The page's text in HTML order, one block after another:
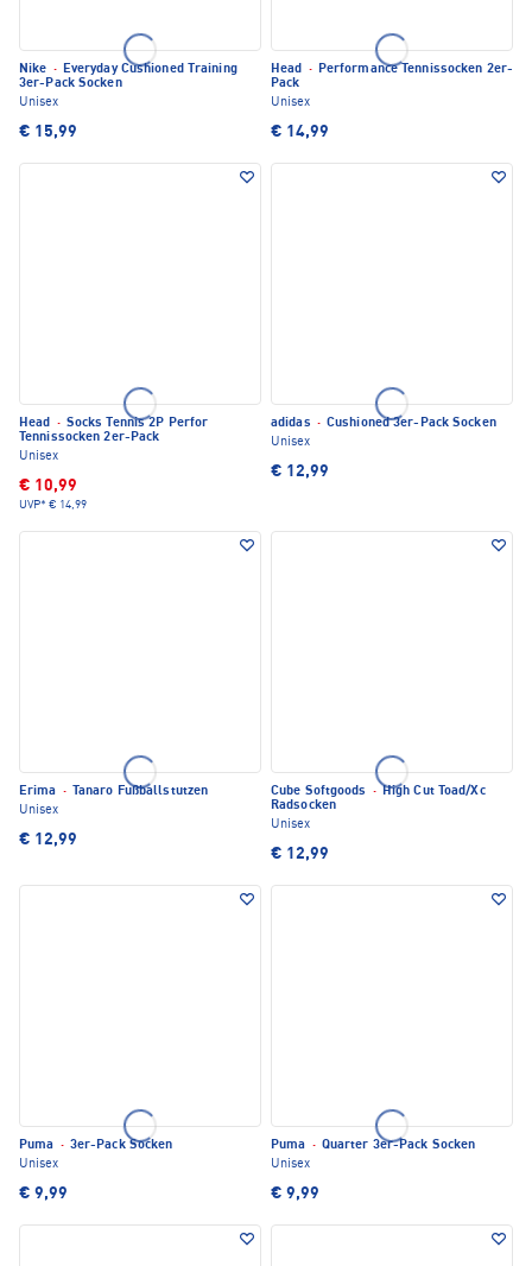
Nike · Everyday Cushioned Training
3er-Pack Socken
Unisex
€ 15,99
Head · Performance Tennissocken 2er-
Pack
Unisex
€ 14,99
Head · Socks Tennis 2P Perfor
Tennissocken 2er-Pack
Unisex
€ 10,99
UVP* € 14,99
adidas · Cushioned 3er-Pack Socken
Unisex
€ 12,99
Erima ·
Tanaro Fußballstutzen
Unisex
€ 12,99
Cube Softgoods · High Cut Toad/Xc
Radsocken
Unisex
€ 12,99
Puma · 3er-Pack Socken
Unisex
€ 9,99
Puma · Quarter 3er-Pack Socken
Unisex
€ 9,99